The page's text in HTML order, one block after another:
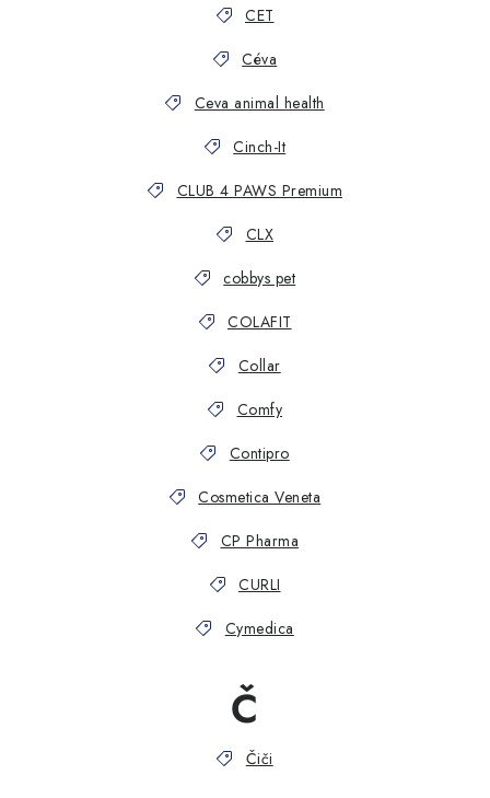
CET
Céva
Ceva animal health
Cinch-It
CLUB 4 PAWS Premium
CLX
cobbys pet
COLAFIT
Collar
Comfy
Contipro
Cosmetica Veneta
CP Pharma
CURLI
Cymedica
Č
Čiči